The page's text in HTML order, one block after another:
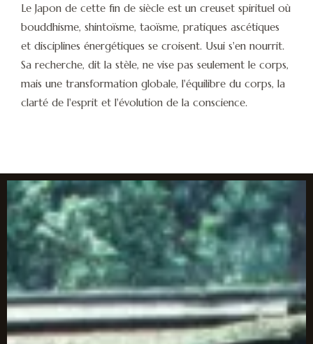
Le Japon de cette fin de siècle est un creuset spirituel où
bouddhisme, shintoïsme, taoïsme, pratiques ascétiques
et disciplines énergétiques se croisent. Usui s'en nourrit.
Sa recherche, dit la stèle, ne vise pas seulement le corps,
mais une transformation globale, l'équilibre du corps, la
clarté de l'esprit et l'évolution de la conscience.